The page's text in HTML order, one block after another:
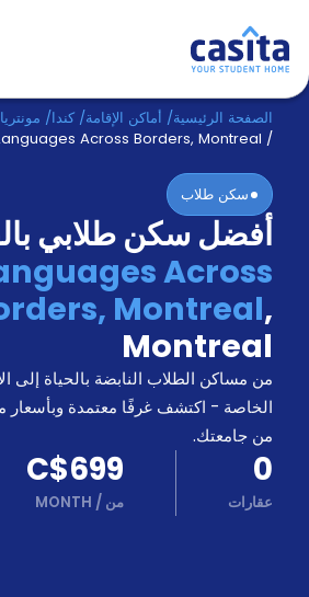
الرئيسية عربي CAD
دخول
حجز
السكن
من
نحن؟
المدونة
أخبر
أصدقائك
و
اكسب
كن
شريكا
الدعم
الدعم
الصفحة الرئيسية/ أماكن الإقامة/ كندا/
/
Across Borders, Montreal
سكن طلاب
أفضل سكن طلابي
Across
Montreal,
Montreal
من مساكن الطلاب النابضة بالحياة إلى
الخاصة - اكتشف غرفًا معتمدة وبأسعار
من جامعتك.
0
عقارات
C$699
من /
MONTH